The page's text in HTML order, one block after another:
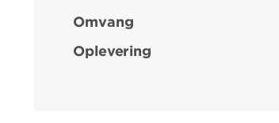
Omvang
Oplevering